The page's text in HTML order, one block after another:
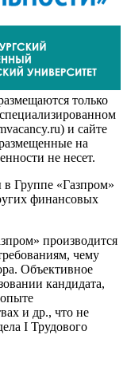
только
и сайте
на
не несет.
в Группе «Газпром»
финансовых
производится
чему
Объективное
кандидата,
и др., что не
I Трудового